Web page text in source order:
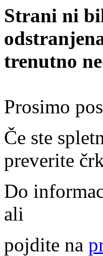
Strani ni
trenutno
Prosimo
Če ste
preverite
Do
ali
pojdite na